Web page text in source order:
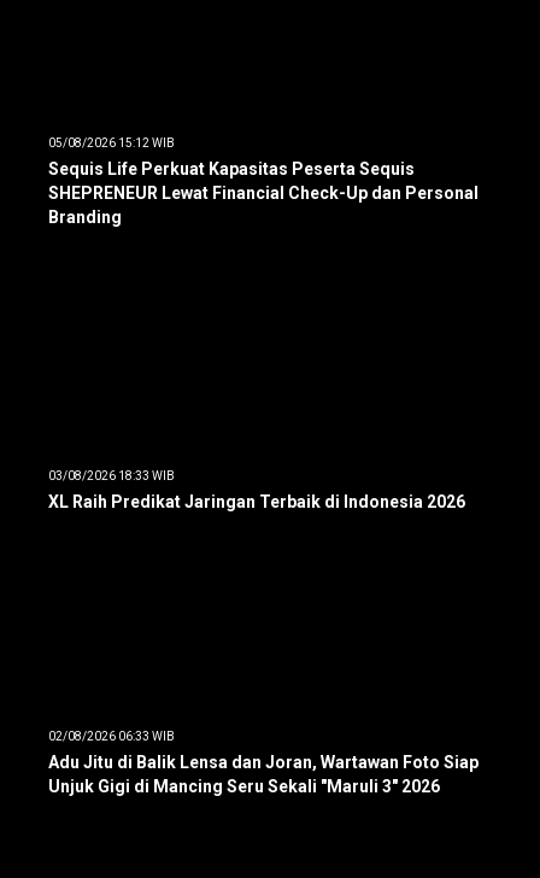
05/08/2026 15:12 WIB
Sequis Life Perkuat Kapasitas Peserta Sequis
SHEPRENEUR Lewat Financial Check-Up dan Personal
Branding
03/08/2026 18:33 WIB
XL Raih Predikat Jaringan Terbaik di Indonesia 2026
02/08/2026 06:33 WIB
Adu Jitu di Balik Lensa dan Joran, Wartawan Foto Siap
Unjuk Gigi di Mancing Seru Sekali "Maruli 3" 2026